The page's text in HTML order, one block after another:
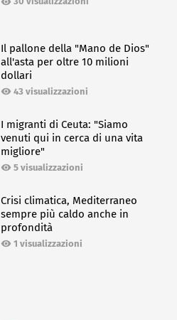
Il pallone della "Mano de Dios"
all'asta per oltre 10 milioni
dollari
43 visualizzazioni
I migranti di Ceuta: "Siamo
venuti qui in cerca di una vita
migliore"
5 visualizzazioni
Crisi climatica, Mediterraneo
sempre più caldo anche in
profondità
1 visualizzazioni